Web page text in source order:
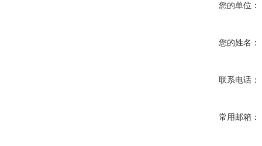
您的单位：
您的姓名：
联系电话：
常用邮箱：